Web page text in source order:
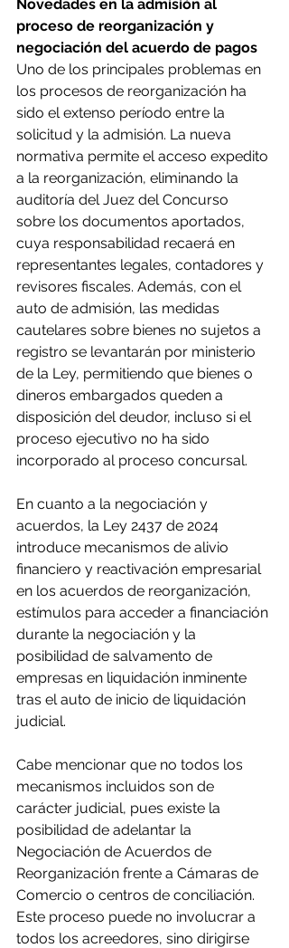
Novedades en la admisión al
proceso de reorganización y
negociación del acuerdo de pagos
Uno de los principales problemas en
los procesos de reorganización ha
sido el extenso período entre la
solicitud y la admisión. La nueva
normativa permite el acceso expedito
a la reorganización, eliminando la
auditoría del Juez del Concurso
sobre los documentos aportados,
cuya responsabilidad recaerá en
representantes legales, contadores y
revisores fiscales. Además, con el
auto de admisión, las medidas
cautelares sobre bienes no sujetos a
registro se levantarán por ministerio
de la Ley, permitiendo que bienes o
dineros embargados queden a
disposición del deudor, incluso si el
proceso ejecutivo no ha sido
incorporado al proceso concursal.
En cuanto a la negociación y
acuerdos, la Ley 2437 de 2024
introduce mecanismos de alivio
financiero y reactivación empresarial
en los acuerdos de reorganización,
estímulos para acceder a financiación
durante la negociación y la
posibilidad de salvamento de
empresas en liquidación inminente
tras el auto de inicio de liquidación
judicial.
Cabe mencionar que no todos los
mecanismos incluidos son de
carácter judicial, pues existe la
posibilidad de adelantar la
Negociación de Acuerdos de
Reorganización frente a Cámaras de
Comercio o centros de conciliación.
Este proceso puede no involucrar a
todos los acreedores, sino dirigirse